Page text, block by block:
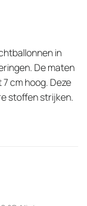
in
De maten
cm hoog. Deze
stoffen strijken.